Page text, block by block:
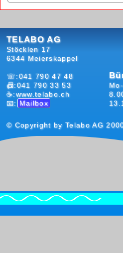
TELABO AG
Stöcklen 17
6344 Meierskappel
☏:041 790 47 48
📠:041 790 33 53
☕:www.telabo.ch
📧: Mailbox
© Copyright by Telabo AG